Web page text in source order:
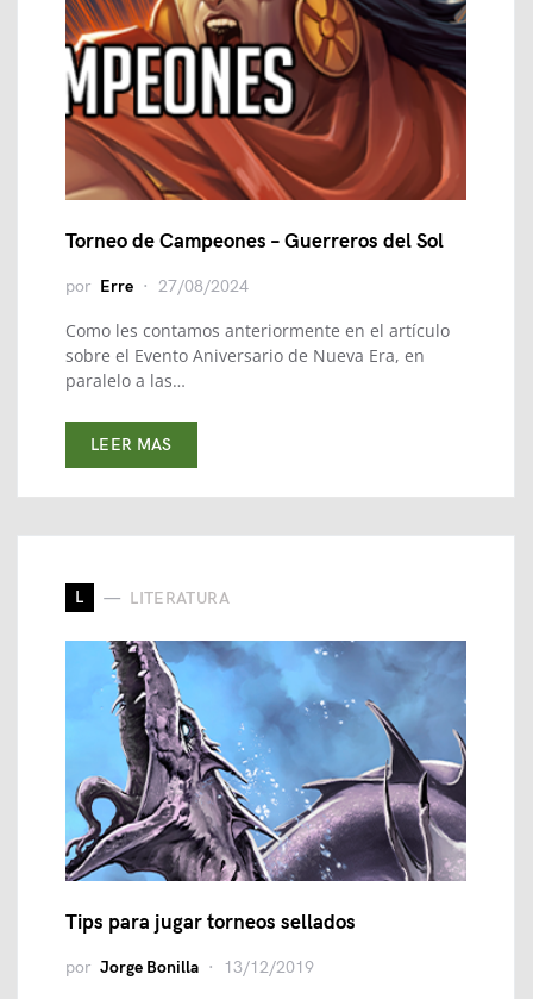
Torneo de Campeones – Guerreros del Sol
por Erre 27/08/2024
Como les contamos anteriormente en el artículo
sobre el Evento Aniversario de Nueva Era, en
paralelo a las…
LEER MAS
L LITERATURA
Tips para jugar torneos sellados
por Jorge Bonilla 13/12/2019